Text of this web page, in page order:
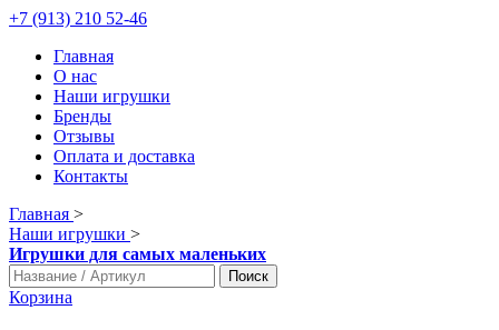
+7 (913) 210 52-46
Главная
О нас
Наши игрушки
Бренды
Отзывы
Оплата и доставка
Контакты
Главная >
Наши игрушки >
Игрушки для самых маленьких
Поиск
Корзина